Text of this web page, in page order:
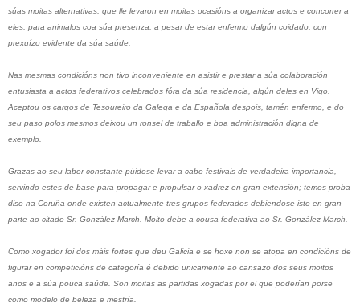
súas moitas alternativas, que lle levaron en moitas ocasións a organizar actos e concorrer a
eles, para animalos coa súa presenza, a pesar de estar enfermo dalgún coidado, con
prexuízo evidente da súa saúde.
Nas mesmas condicións non tivo inconveniente en asistir e prestar a súa colaboración
entusiasta a actos federativos celebrados fóra da súa residencia, algún deles en Vigo.
Aceptou os cargos de Tesoureiro da Galega e da Española despois, tamén enfermo, e do
seu paso polos mesmos deixou un ronsel de traballo e boa administración digna de
exemplo.
Grazas ao seu labor constante púidose levar a cabo festivais de verdadeira importancia,
servindo estes de base para propagar e propulsar o xadrez en gran extensión; temos proba
diso na Coruña onde existen actualmente tres grupos federados debiendose isto en gran
parte ao citado Sr. González March. Moito debe a cousa federativa ao Sr. González March.
Como xogador foi dos máis fortes que deu Galicia e se hoxe non se atopa en condicións de
figurar en competicións de categoría é debido unicamente ao cansazo dos seus moitos
anos e a súa pouca saúde. Son moitas as partidas xogadas por el que poderían porse
como modelo de beleza e mestría.